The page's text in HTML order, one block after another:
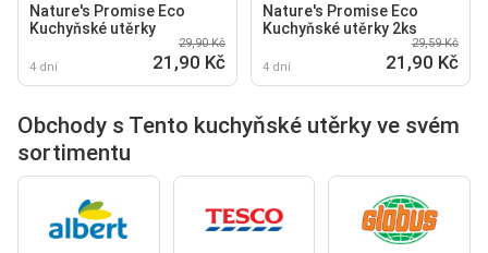
Nature's Promise Eco
Kuchyňské utěrky
4 dní
29,90 Kč
21,90 Kč
Nature's Promise Eco
Kuchyňské utěrky 2ks
4 dní
29,59 Kč
21,90 Kč
Obchody s Tento kuchyňské utěrky ve svém
sortimentu